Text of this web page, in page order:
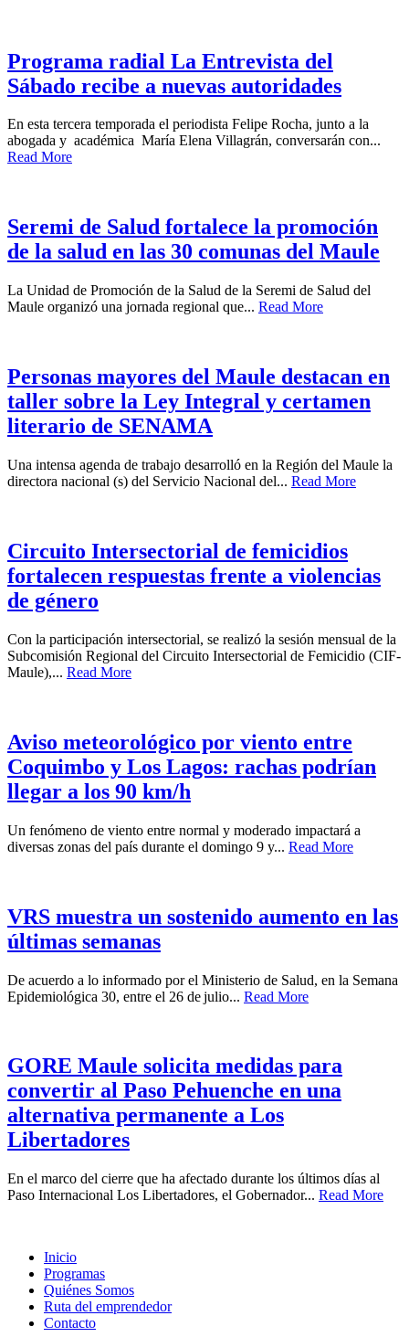
Programa radial La Entrevista del
Sábado recibe a nuevas autoridades
En esta tercera temporada el periodista Felipe Rocha, junto a la
abogada y académica María Elena Villagrán, conversarán con...
Read More
Seremi de Salud fortalece la promoción
de la salud en las 30 comunas del Maule
La Unidad de Promoción de la Salud de la Seremi de Salud del
Maule organizó una jornada regional que... Read More
Personas mayores del Maule destacan en
taller sobre la Ley Integral y certamen
literario de SENAMA
Una intensa agenda de trabajo desarrolló en la Región del Maule la
directora nacional (s) del Servicio Nacional del... Read More
Circuito Intersectorial de femicidios
fortalecen respuestas frente a violencias
de género
Con la participación intersectorial, se realizó la sesión mensual de la
Subcomisión Regional del Circuito Intersectorial de Femicidio (CIF-
Maule),... Read More
Aviso meteorológico por viento entre
Coquimbo y Los Lagos: rachas podrían
llegar a los 90 km/h
Un fenómeno de viento entre normal y moderado impactará a
diversas zonas del país durante el domingo 9 y... Read More
VRS muestra un sostenido aumento en las
últimas semanas
De acuerdo a lo informado por el Ministerio de Salud, en la Semana
Epidemiológica 30, entre el 26 de julio... Read More
GORE Maule solicita medidas para
convertir al Paso Pehuenche en una
alternativa permanente a Los
Libertadores
En el marco del cierre que ha afectado durante los últimos días al
Paso Internacional Los Libertadores, el Gobernador... Read More
Inicio
Programas
Quiénes Somos
Ruta del emprendedor
Contacto